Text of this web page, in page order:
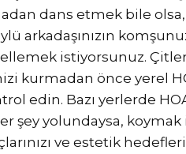
dans etmek bile
arkadaşınızın
istiyorsunuz.
kurmadan önce yerel
edin. Bazı yerlerde
şey yolundaysa,
ve estetik